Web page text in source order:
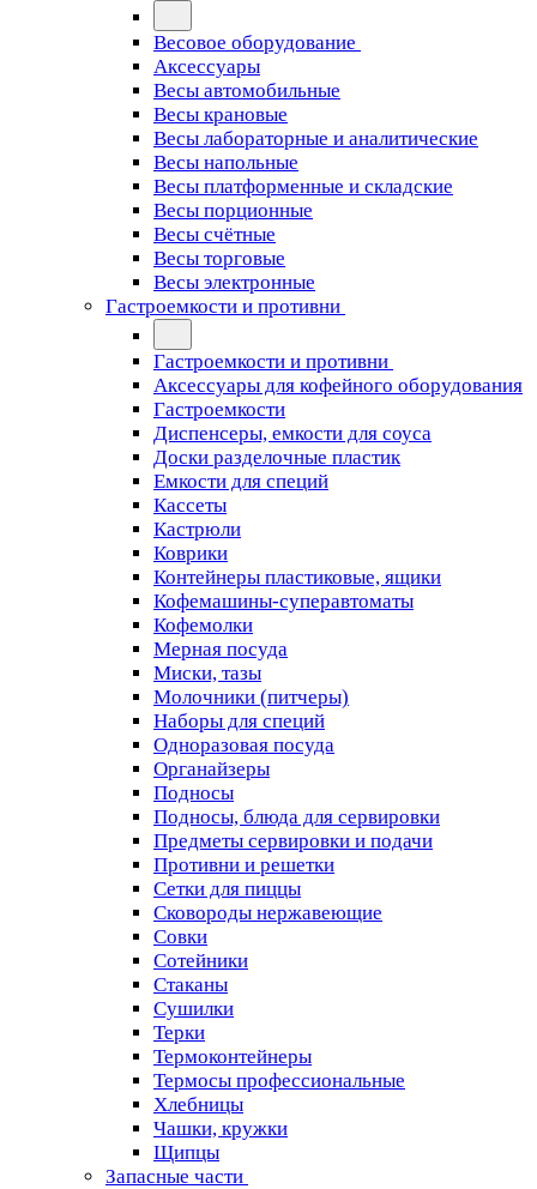
Весовое оборудование
Аксессуары
Весы автомобильные
Весы крановые
Весы лабораторные и аналитические
Весы напольные
Весы платформенные и складские
Весы порционные
Весы счётные
Весы торговые
Весы электронные
Гастроемкости и противни
Гастроемкости и противни
Аксессуары для кофейного оборудования
Гастроемкости
Диспенсеры, емкости для соуса
Доски разделочные пластик
Емкости для специй
Кассеты
Кастрюли
Коврики
Контейнеры пластиковые, ящики
Кофемашины-суперавтоматы
Кофемолки
Мерная посуда
Миски, тазы
Молочники (питчеры)
Наборы для специй
Одноразовая посуда
Органайзеры
Подносы
Подносы, блюда для сервировки
Предметы сервировки и подачи
Противни и решетки
Сетки для пиццы
Сковороды нержавеющие
Совки
Сотейники
Стаканы
Сушилки
Терки
Термоконтейнеры
Термосы профессиональные
Хлебницы
Чашки, кружки
Щипцы
Запасные части